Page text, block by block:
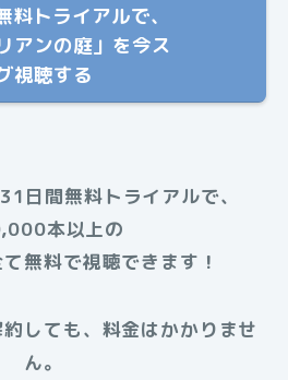
料トライアルで、
アンの庭」を今ス
視聴する
日間無料トライアルで、
本以上の
無料で視聴できます！
しても、料金はかかりませ
ん。